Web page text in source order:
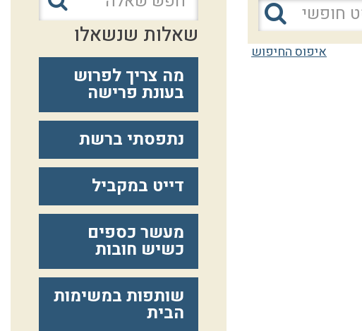
איפוס החיפוש
שאלות שנשאלו
מה צריך לפרוש
בעונת פרישה
נתפסתי ברשת
דייט במקביל
מעשר כספים
כשיש חובות
שותפות במשימות
הבית